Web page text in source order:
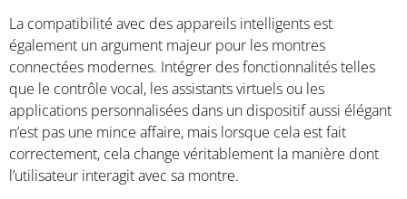
La compatibilité avec des appareils intelligents est
également un argument majeur pour les montres
connectées modernes. Intégrer des fonctionnalités telles
que le contrôle vocal, les assistants virtuels ou les
applications personnalisées dans un dispositif aussi élégant
n’est pas une mince affaire, mais lorsque cela est fait
correctement, cela change véritablement la manière dont
l’utilisateur interagit avec sa montre.